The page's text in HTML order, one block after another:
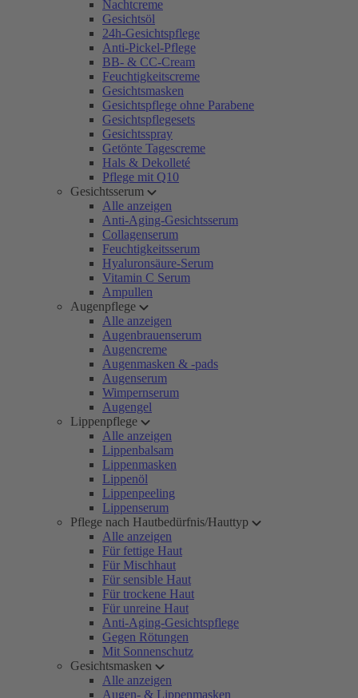
Nachtcreme
Gesichtsöl
24h-Gesichtspflege
Anti-Pickel-Pflege
BB- & CC-Cream
Feuchtigkeitscreme
Gesichtsmasken
Gesichtspflege ohne Parabene
Gesichtspflegesets
Gesichtsspray
Getönte Tagescreme
Hals & Dekolleté
Pflege mit Q10
Gesichtsserum
Alle anzeigen
Anti-Aging-Gesichtsserum
Collagenserum
Feuchtigkeitsserum
Hyaluronsäure-Serum
Vitamin C Serum
Ampullen
Augenpflege
Alle anzeigen
Augenbrauenserum
Augencreme
Augenmasken & -pads
Augenserum
Wimpernserum
Augengel
Lippenpflege
Alle anzeigen
Lippenbalsam
Lippenmasken
Lippenöl
Lippenpeeling
Lippenserum
Pflege nach Hautbedürfnis/Hauttyp
Alle anzeigen
Für fettige Haut
Für Mischhaut
Für sensible Haut
Für trockene Haut
Für unreine Haut
Anti-Aging-Gesichtspflege
Gegen Rötungen
Mit Sonnenschutz
Gesichtsmasken
Alle anzeigen
Augen- & Lippenmasken